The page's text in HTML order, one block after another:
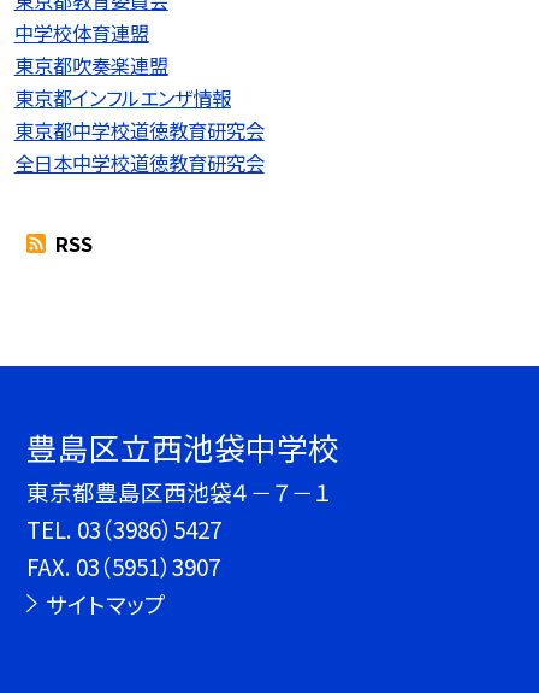
中学校体育連盟
東京都吹奏楽連盟
東京都インフルエンザ情報
東京都中学校道徳教育研究会
全日本中学校道徳教育研究会
RSS
豊島区立西池袋中学校
東京都豊島区西池袋４－７－１
TEL. 03（3986）5427
FAX. 03（5951）3907
サイトマップ